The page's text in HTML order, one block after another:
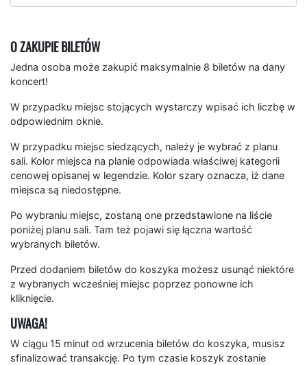
O ZAKUPIE BILETÓW
Jedna osoba może zakupić maksymalnie 8 biletów na dany
koncert!
W przypadku miejsc stojących wystarczy wpisać ich liczbę w
odpowiednim oknie.
W przypadku miejsc siedzących, należy je wybrać z planu
sali. Kolor miejsca na planie odpowiada właściwej kategorii
cenowej opisanej w legendzie. Kolor szary oznacza, iż dane
miejsca są niedostępne.
Po wybraniu miejsc, zostaną one przedstawione na liście
poniżej planu sali. Tam też pojawi się łączna wartość
wybranych biletów.
Przed dodaniem biletów do koszyka możesz usunąć niektóre
z wybranych wcześniej miejsc poprzez ponowne ich
kliknięcie.
UWAGA!
W ciągu 15 minut od wrzucenia biletów do koszyka, musisz
sfinalizować transakcję. Po tym czasie koszyk zostanie